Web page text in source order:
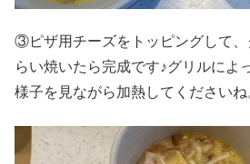
③ピザ用チーズをトッピングして、
らい焼いたら完成です♪グリルによ
様子を見ながら加熱してくださいね